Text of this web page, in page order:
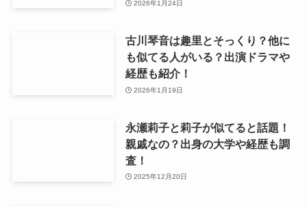
2026年1月24日
古川琴音は趣里とそっくり？他に
も似てる人がいる？出演ドラマや
経歴も紹介！
2026年1月19日
永瀬莉子と莉子が似てると話題！
親戚なの？出身の大学や経歴も調
査！
2025年12月20日